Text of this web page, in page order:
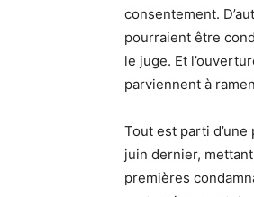
consentement.
pourraient être
le juge. Et
parviennent à
Tout est parti
juin dernier,
premières